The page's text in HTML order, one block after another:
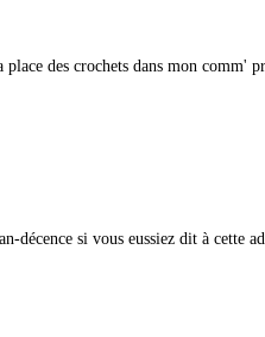
des crochets dans mon
décence si vous eussiez dit à cette